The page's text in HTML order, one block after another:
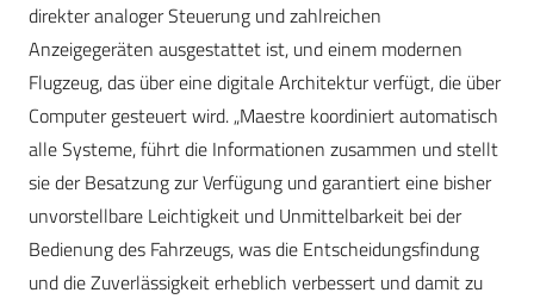
direkter analoger Steuerung und zahlreichen
Anzeigegeräten ausgestattet ist, und einem modernen
Flugzeug, das über eine digitale Architektur verfügt, die über
Computer gesteuert wird. „Maestre koordiniert automatisch
alle Systeme, führt die Informationen zusammen und stellt
sie der Besatzung zur Verfügung und garantiert eine bisher
unvorstellbare Leichtigkeit und Unmittelbarkeit bei der
Bedienung des Fahrzeugs, was die Entscheidungsfindung
und die Zuverlässigkeit erheblich verbessert und damit zu